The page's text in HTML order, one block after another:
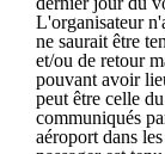
L'organisateur
ne saurait être
et/ou de retour
pouvant avoir
peut être celle
communiqués
aéroport dans